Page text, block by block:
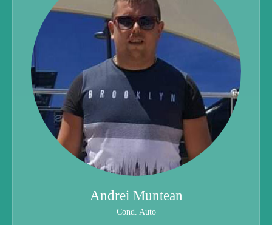
Andrei Muntean
Cond. Auto